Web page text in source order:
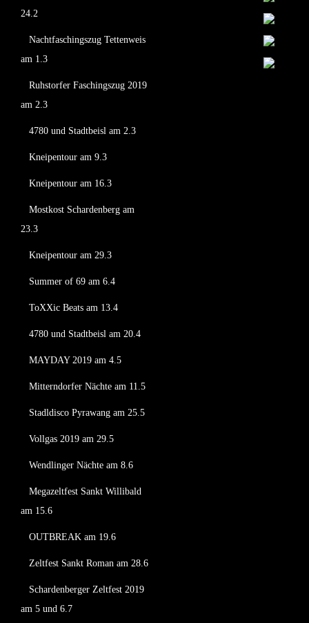
24.2
Nachtfaschingszug Tettenweis
am 1.3
Ruhstorfer Faschingszug 2019
am 2.3
4780 und Stadtbeisl am 2.3
Kneipentour am 9.3
Kneipentour am 16.3
Mostkost Schardenberg am
23.3
Kneipentour am 29.3
Summer of 69 am 6.4
ToXXic Beats am 13.4
4780 und Stadtbeisl am 20.4
MAYDAY 2019 am 4.5
Mitterndorfer Nächte am 11.5
Stadldisco Pyrawang am 25.5
Vollgas 2019 am 29.5
Wendlinger Nächte am 8.6
Megazeltfest Sankt Willibald
am 15.6
OUTBREAK am 19.6
Zeltfest Sankt Roman am 28.6
Schardenberger Zeltfest 2019
am 5 und 6.7